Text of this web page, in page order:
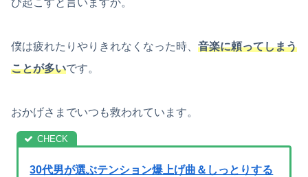
僕は疲れたりやりきれなくなった時、 音楽に頼ってしまう
ことが多いです。
おかげさまでいつも救われています。
30代男が選ぶテンション爆上げ曲＆しっとりする